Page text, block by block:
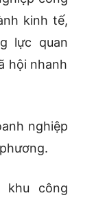
kinh tế,
lực quan
hội nhanh
nghiệp
khu công